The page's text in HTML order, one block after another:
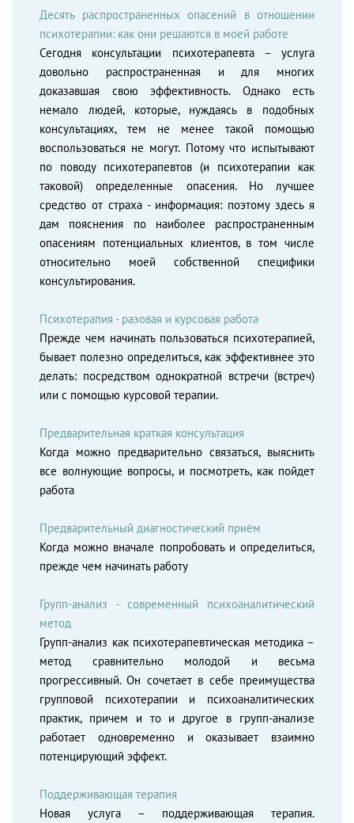
Десять распространенных опасений в отношении
психотерапии: как они решаются в моей работе
Сегодня консультации психотерапевта – услуга
довольно распространенная и для многих
доказавшая свою эффективность. Однако есть
немало людей, которые, нуждаясь в подобных
консультациях, тем не менее такой помощью
воспользоваться не могут. Потому что испытывают
по поводу психотерапевтов (и психотерапии как
таковой) определенные опасения. Но лучшее
средство от страха - информация: поэтому здесь я
дам пояснения по наиболее распространенным
опасениям потенциальных клиентов, в том числе
относительно моей собственной специфики
консультирования.
Психотерапия - разовая и курсовая работа
Прежде чем начинать пользоваться психотерапией,
бывает полезно определиться, как эффективнее это
делать: посредством однократной встречи (встреч)
или с помощью курсовой терапии.
Предварительная краткая консультация
Когда можно предварительно связаться, выяснить
все волнующие вопросы, и посмотреть, как пойдет
работа
Предварительный диагностический приём
Когда можно вначале попробовать и определиться,
прежде чем начинать работу
Групп-анализ - современный психоаналитический
метод
Групп-анализ как психотерапевтическая методика –
метод сравнительно молодой и весьма
прогрессивный. Он сочетает в себе преимущества
групповой психотерапии и психоаналитических
практик, причем и то и другое в групп-анализе
работает одновременно и оказывает взаимно
потенцирующий эффект.
Поддерживающая терапия
Новая услуга – поддерживающая терапия.